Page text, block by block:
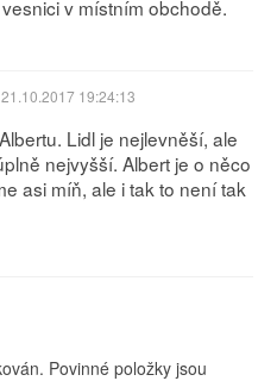
v místním obchodě.
19:24:13
Lidl je nejlevněší, ale
nejvyšší. Albert je o něco
asi míň, ale i tak to není tak
Povinné položky jsou